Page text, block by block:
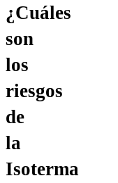
¿Cuáles
son
los
riesgos
de
la
Isoterma